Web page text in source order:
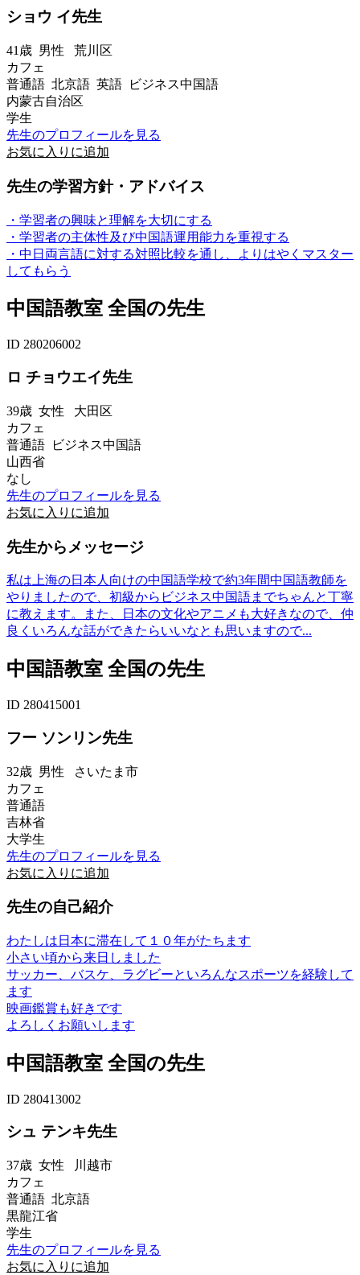
ショウ イ先生
41歳 男性 荒川区
カフェ
普通語 北京語 英語 ビジネス中国語
内蒙古自治区
学生
先生のプロフィールを見る
お気に入りに追加
先生の学習方針・アドバイス
・学習者の興味と理解を大切にする
・学習者の主体性及び中国語運用能力を重視する
・中日両言語に対する対照比較を通し、よりはやくマスター
してもらう
中国語教室 全国の先生
ID 280206002
ロ チョウエイ先生
39歳 女性 大田区
カフェ
普通語 ビジネス中国語
山西省
なし
先生のプロフィールを見る
お気に入りに追加
先生からメッセージ
私は上海の日本人向けの中国語学校で約3年間中国語教師を
やりましたので、初級からビジネス中国語までちゃんと丁寧
に教えます。また、日本の文化やアニメも大好きなので、仲
良くいろんな話ができたらいいなとも思いますので...
中国語教室 全国の先生
ID 280415001
フー ソンリン先生
32歳 男性 さいたま市
カフェ
普通語
吉林省
大学生
先生のプロフィールを見る
お気に入りに追加
先生の自己紹介
わたしは日本に滞在して１０年がたちます
小さい頃から来日しました
サッカー、バスケ、ラグビーといろんなスポーツを経験して
ます
映画鑑賞も好きです
よろしくお願いします
中国語教室 全国の先生
ID 280413002
シュ テンキ先生
37歳 女性 川越市
カフェ
普通語 北京語
黒龍江省
学生
先生のプロフィールを見る
お気に入りに追加